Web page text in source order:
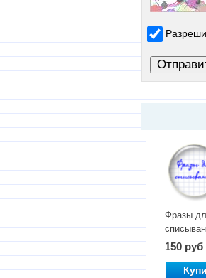
Фразы
150 руб